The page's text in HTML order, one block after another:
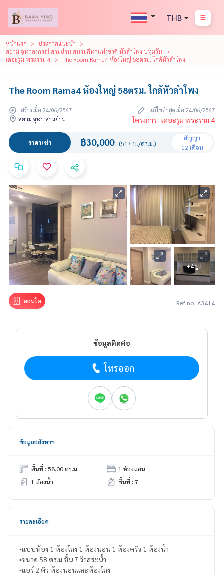
THB
หน้าแรก
ประกาศแนะนำ
สยาม จุฬาลงกรณ์ สามย่าน สนามกีฬาแห่งชาติ หัวลำโพง ปทุมวัน
เดอะรูม พระราม 4
The Room Rama4 ห้องใหญ่ 58ตรม. ใกล้หัวลำโพง
The Room Rama4 ห้องใหญ่ 58ตรม. ใกล้หัวลำโพง
สร้างเมื่อ 24/06/2567
แก้ไขล่าสุดเมื่อ 24/06/2567
สยาม จุฬา สามย่าน
โครงการ : เดอะรูม พระราม 4
ราคาเช่า ฿30,000 (517 บ./ตร.ม.)
สัญญา
12 เดือน
+4 รูป
คอนโด Ref no. A3414
ข้อมูลติดต่อ
โทรออก
ข้อมูลอสังหาฯ
พื้นที่ : 58.00 ตร.ม.
1 ห้องนอน
1 ห้องน้ำ
ชั้นที่ : 7
รายละเอียด
▪️เเบบห้อง 1 ห้องโถง 1 ห้องนอน 1 ห้องครัว 1 ห้องน้ำ
▪️ขนาด 58 ตร.ม.ชั้น 7 วิวสระน้ำ
▪️แอร์ 2 ตัว ห้องนอนและห้องโถง